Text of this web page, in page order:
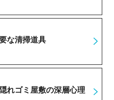
な清掃道具
れゴミ屋敷の深層心理